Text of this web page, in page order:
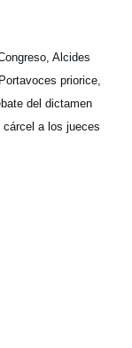
Alcides
priorice,
del dictamen
a los jueces